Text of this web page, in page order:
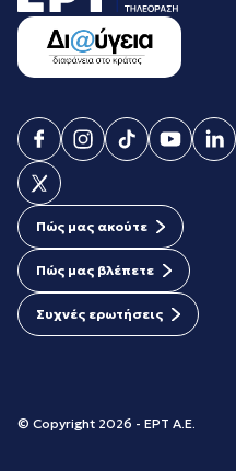
Πώς μας ακούτε
Πώς μας βλέπετε
Συχνές ερωτήσεις
© Copyright 2026 - ΕΡΤ Α.Ε.